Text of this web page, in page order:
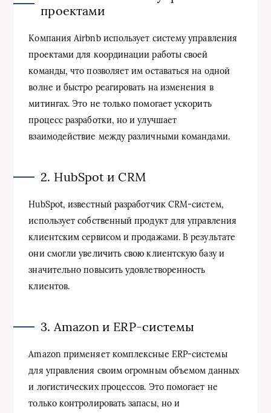
проектами
Компания Airbnb использует систему управления
проектами для координации работы своей
команды, что позволяет им оставаться на одной
волне и быстро реагировать на изменения в
митингах. Это не только помогает ускорить
процесс разработки, но и улучшает
взаимодействие между различными командами.
2. HubSpot и CRM
HubSpot, известный разработчик CRM-систем,
использует собственный продукт для управления
клиентским сервисом и продажами. В результате
они смогли увеличить свою клиентскую базу и
значительно повысить удовлетворенность
клиентов.
3. Amazon и ERP-системы
Amazon применяет комплексные ERP-системы
для управления своим огромным объемом данных
и логистических процессов. Это помогает не
только контролировать запасы, но и